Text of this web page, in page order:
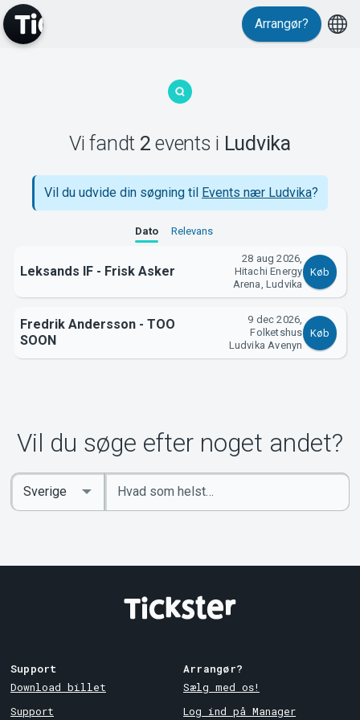
MyTickster
Support
Om Tickster
Arrangør?
Vi fandt 2 events i Ludvika
Vil du udvide din søgning til Events nær Ludvika?
Dato Relevans
Leksands IF - Frisk Asker
28 aug 2026,
Hitachi Energy
Arena, Ludvika
Køb
Fredrik Andersson - TOO
SOON
9 dec 2026,
Folketshus
Ludvika Avenyn
Køb
Vil du søge efter noget andet?
Indtast
søgeord
Select
Country
Support
Download billet
Support
Arrangør?
Sælg med os!
Log ind på Manager